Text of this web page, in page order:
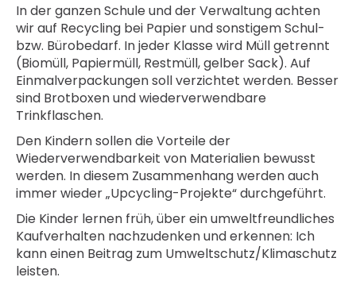
In der ganzen Schule und der Verwaltung achten
wir auf Recycling bei Papier und sonstigem Schul-
bzw. Bürobedarf. In jeder Klasse wird Müll getrennt
(Biomüll, Papiermüll, Restmüll, gelber Sack). Auf
Einmalverpackungen soll verzichtet werden. Besser
sind Brotboxen und wiederverwendbare
Trinkflaschen.
Den Kindern sollen die Vorteile der
Wiederverwendbarkeit von Materialien bewusst
werden. In diesem Zusammenhang werden auch
immer wieder „Upcycling-Projekte“ durchgeführt.
Die Kinder lernen früh, über ein umweltfreundliches
Kaufverhalten nachzudenken und erkennen: Ich
kann einen Beitrag zum Umweltschutz/Klimaschutz
leisten.